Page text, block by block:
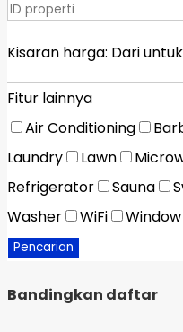
Kisaran harga: Dariuntuk
Fitur lainnya
Air Conditioning
Laundry
Lawn
Refrigerator
Sauna
Washer
WiFi
Pencarian
Bandingkan daftar